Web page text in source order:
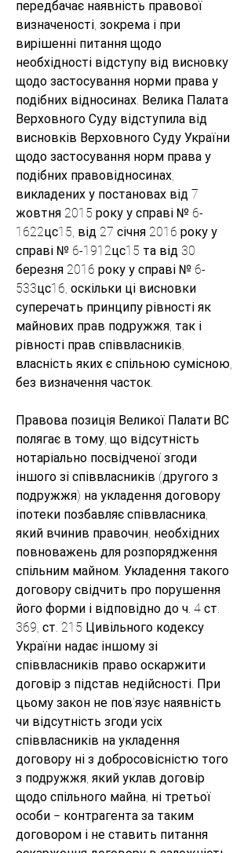
передбачає наявність правової
визначеності, зокрема і при
вирішенні питання щодо
необхідності відступу від висновку
щодо застосування норми права у
подібних відносинах. Велика Палата
Верховного Суду відступила від
висновків Верховного Суду України
щодо застосування норм права у
подібних правовідносинах,
викладених у постановах від 7
жовтня 2015 року у справі № 6-
1622цс15, від 27 січня 2016 року у
справі № 6-1912цс15 та від 30
березня 2016 року у справі № 6-
533цс16, оскільки ці висновки
суперечать принципу рівності як
майнових прав подружжя, так і
рівності прав співвласників,
власність яких є спільною сумісною,
без визначення часток.
Правова позиція Великої Палати ВС
полягає в тому, що відсутність
нотаріально посвідченої згоди
іншого зі співвласників (другого з
подружжя) на укладення договору
іпотеки позбавляє співвласника,
який вчинив правочин, необхідних
повноважень для розпорядження
спільним майном. Укладення такого
договору свідчить про порушення
його форми і відповідно до ч. 4 ст.
369, ст. 215 Цивільного кодексу
України надає іншому зі
співвласників право оскаржити
договір з підстав недійсності. При
цьому закон не пов’язує наявність
чи відсутність згоди усіх
співвласників на укладення
договору ні з добросовісністю того
з подружжя, який уклав договір
щодо спільного майна, ні третьої
особи − контрагента за таким
договором і не ставить питання